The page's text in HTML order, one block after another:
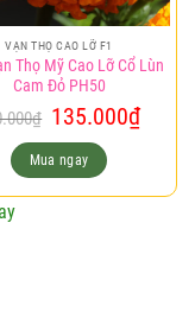
VẠN THỌ CAO LỠ F1
Thọ Mỹ Cao Lỡ Cổ Lùn
Cam Đỏ PH50
₫ Giá
gốc
là:
150.000₫.
135.000₫Giá
hiện
Mua ngay